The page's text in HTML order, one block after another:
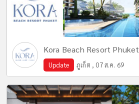
Kora Beach Resort Phuket
Update ภูเก็ต , 07 ส.ค. 69